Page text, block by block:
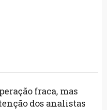
fraca, mas
dos analistas